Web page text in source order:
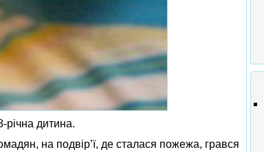
річна дитина.
на подвір’ї, де сталася пожежа, грався